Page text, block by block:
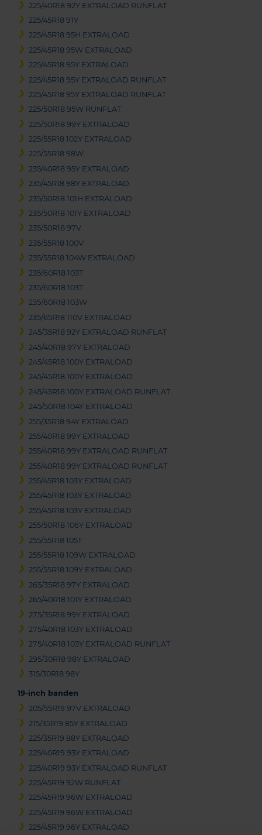
225/40R18 92Y EXTRALOAD RUNFLAT
225/45R18 91Y
225/45R18 95H EXTRALOAD
225/45R18 95W EXTRALOAD
225/45R18 95Y EXTRALOAD
225/45R18 95Y EXTRALOAD RUNFLAT
225/45R18 95Y EXTRALOAD RUNFLAT
225/50R18 95W RUNFLAT
225/50R18 99Y EXTRALOAD
225/55R18 102Y EXTRALOAD
225/55R18 98W
235/40R18 95Y EXTRALOAD
235/45R18 98Y EXTRALOAD
235/50R18 101H EXTRALOAD
235/50R18 101Y EXTRALOAD
235/50R18 97V
235/55R18 100V
235/55R18 104W EXTRALOAD
235/60R18 103T
235/60R18 103T
235/60R18 103W
235/65R18 110V EXTRALOAD
245/35R18 92Y EXTRALOAD RUNFLAT
245/40R18 97Y EXTRALOAD
245/45R18 100Y EXTRALOAD
245/45R18 100Y EXTRALOAD
245/45R18 100Y EXTRALOAD RUNFLAT
245/50R18 104Y EXTRALOAD
255/35R18 94Y EXTRALOAD
255/40R18 99Y EXTRALOAD
255/40R18 99Y EXTRALOAD RUNFLAT
255/40R18 99Y EXTRALOAD RUNFLAT
255/45R18 103Y EXTRALOAD
255/45R18 103Y EXTRALOAD
255/45R18 103Y EXTRALOAD
255/50R18 106Y EXTRALOAD
255/55R18 105T
255/55R18 109W EXTRALOAD
255/55R18 109Y EXTRALOAD
265/35R18 97Y EXTRALOAD
265/40R18 101Y EXTRALOAD
275/35R18 99Y EXTRALOAD
275/40R18 103Y EXTRALOAD
275/40R18 103Y EXTRALOAD RUNFLAT
295/30R18 98Y EXTRALOAD
315/30R18 98Y
19-inch banden
205/55R19 97V EXTRALOAD
215/35R19 85Y EXTRALOAD
225/35R19 88Y EXTRALOAD
225/40R19 93Y EXTRALOAD
225/40R19 93Y EXTRALOAD RUNFLAT
225/45R19 92W RUNFLAT
225/45R19 96W EXTRALOAD
225/45R19 96W EXTRALOAD
225/45R19 96Y EXTRALOAD